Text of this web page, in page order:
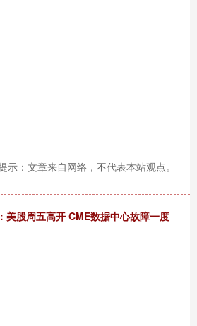
示：文章来自网络，不代表本站观点。
美股周五高开 CME数据中心故障一度